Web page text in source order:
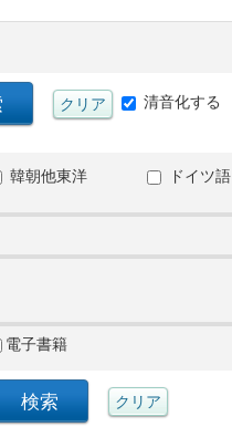
清音化する
韓朝他東洋 ドイツ語
電子書籍